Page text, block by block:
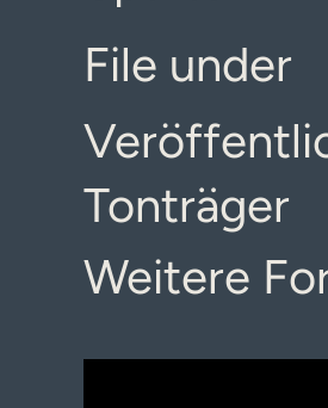
File under
Tonträger
Weitere